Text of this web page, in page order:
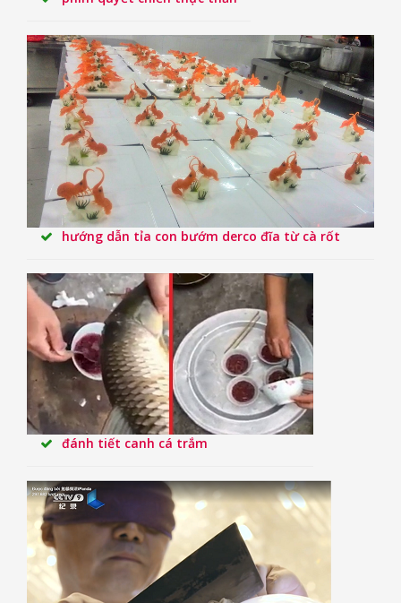
hướng dẫn tỉa con bướm derco đĩa từ cà rốt
đánh tiết canh cá trắm